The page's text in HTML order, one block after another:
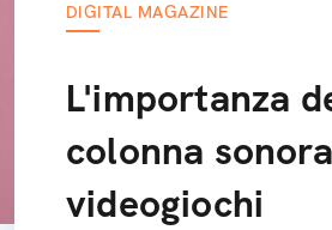
DIGITAL MAGAZINE
L'importanza
colonna
videogiochi